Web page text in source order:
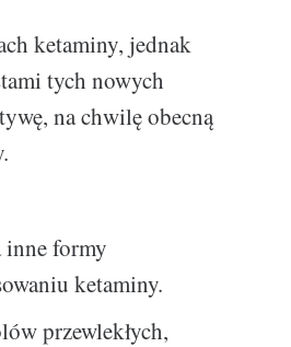
ketaminy, jednak
tych nowych
na chwilę obecną
inne formy
ketaminy.
przewlekłych,